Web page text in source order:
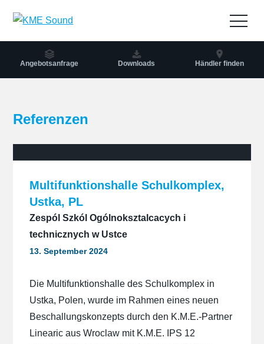
Inhalt
Angebotsanfrage Downloads Händler finden
Referenzen
Multifunktionshalle Schulkomplex,
Ustka, PL
Zespól Szkól Ogólnoksztalcacych i
technicznych w Ustce
13. September 2024
Die Multifunktionshalle des Schulkomplex in
Ustka, Polen, wurde im Rahmen eines neuen
Beschallungskonzepts durch den K.M.E.-Partner
Linearic aus Wroclaw mit K.M.E. IPS 12